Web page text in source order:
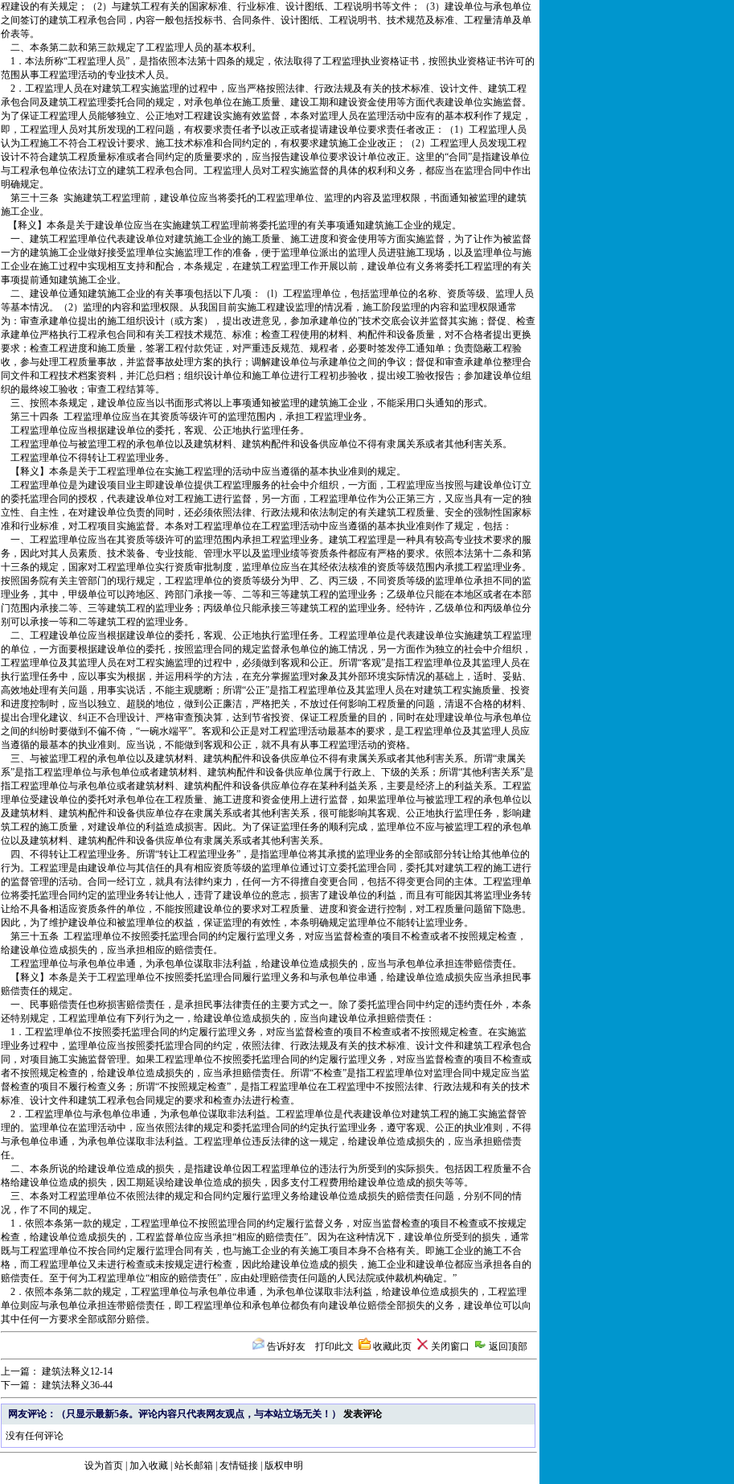
程建设的有关规定；（2）与建筑工程有关的国家标准、行业标准、设计图纸、工程说明书等文件；（3）建设单位与承包单位
之间签订的建筑工程承包合同，内容一般包括投标书、合同条件、设计图纸、工程说明书、技术规范及标准、工程量清单及单
价表等。
二、本条第二款和第三款规定了工程监理人员的基本权利。
1．本法所称“工程监理人员”，是指依照本法第十四条的规定，依法取得了工程监理执业资格证书，按照执业资格证书许可的
范围从事工程监理活动的专业技术人员。
2．工程监理人员在对建筑工程实施监理的过程中，应当严格按照法律、行政法规及有关的技术标准、设计文件、建筑工程
承包合同及建筑工程监理委托合同的规定，对承包单位在施工质量、建设工期和建设资金使用等方面代表建设单位实施监督。
为了保证工程监理人员能够独立、公正地对工程建设实施有效监督，本条对监理人员在监理活动中应有的基本权利作了规定，
即，工程监理人员对其所发现的工程问题，有权要求责任者予以改正或者提请建设单位要求责任者改正：（1）工程监理人员
认为工程施工不符合工程设计要求、施工技术标准和合同约定的，有权要求建筑施工企业改正；（2）工程监理人员发现工程
设计不符合建筑工程质量标准或者合同约定的质量要求的，应当报告建设单位要求设计单位改正。这里的“合同”是指建设单位
与工程承包单位依法订立的建筑工程承包合同。工程监理人员对工程实施监督的具体的权利和义务，都应当在监理合同中作出
明确规定。
第三十三条 实施建筑工程监理前，建设单位应当将委托的工程监理单位、监理的内容及监理权限，书面通知被监理的建筑
施工企业。
【释义】本条是关于建设单位应当在实施建筑工程监理前将委托监理的有关事项通知建筑施工企业的规定。
一、建筑工程监理单位代表建设单位对建筑施工企业的施工质量、施工进度和资金使用等方面实施监督，为了让作为被监督
一方的建筑施工企业做好接受监理单位实施监理工作的准备，便于监理单位派出的监理人员进驻施工现场，以及监理单位与施
工企业在施工过程中实现相互支持和配合，本条规定，在建筑工程监理工作开展以前，建设单位有义务将委托工程监理的有关
事项提前通知建筑施工企业。
二、建设单位通知建筑施工企业的有关事项包括以下几项：（l）工程监理单位，包括监理单位的名称、资质等级、监理人员
等基本情况。（2）监理的内容和监理权限。从我国目前实施工程建设监理的情况看，施工阶段监理的内容和监理权限通常
为：审查承建单位提出的施工组织设计（或方案），提出改进意见，参加承建单位的”技术交底会议并监督其实施；督促、检查
承建单位严格执行工程承包合同和有关工程技术规范、标准；检查工程使用的材料、构配件和设备质量，对不合格者提出更换
要求；检查工程进度和施工质量，签署工程付款凭证，对严重违反规范、规程者，必要时签发停工通知单；负责隐蔽工程验
收，参与处理工程质量事故，并监督事故处理方案的执行；调解建设单位与承建单位之间的争议；督促和审查承建单位整理合
同文件和工程技术档案资料，并汇总归档；组织设计单位和施工单位进行工程初步验收，提出竣工验收报告；参加建设单位组
织的最终竣工验收；审查工程结算等。
三、按照本条规定，建设单位应当以书面形式将以上事项通知被监理的建筑施工企业，不能采用口头通知的形式。
第三十四条 工程监理单位应当在其资质等级许可的监理范围内，承担工程监理业务。
工程监理单位应当根据建设单位的委托，客观、公正地执行监理任务。
工程监理单位与被监理工程的承包单位以及建筑材料、建筑构配件和设备供应单位不得有隶属关系或者其他利害关系。
工程监理单位不得转让工程监理业务。
【释义】本条是关于工程监理单位在实施工程监理的活动中应当遵循的基本执业准则的规定。
工程监理单位是为建设项目业主即建设单位提供工程监理服务的社会中介组织，一方面，工程监理应当按照与建设单位订立
的委托监理合同的授权，代表建设单位对工程施工进行监督，另一方面，工程监理单位作为公正第三方，又应当具有一定的独
立性、自主性，在对建设单位负责的同时，还必须依照法律、行政法规和依法制定的有关建筑工程质量、安全的强制性国家标
准和行业标准，对工程项目实施监督。本条对工程监理单位在工程监理活动中应当遵循的基本执业准则作了规定，包括：
一、工程监理单位应当在其资质等级许可的监理范围内承担工程监理业务。建筑工程监理是一种具有较高专业技术要求的服
务，因此对其人员素质、技术装备、专业技能、管理水平以及监理业绩等资质条件都应有严格的要求。依照本法第十二条和第
十三条的规定，国家对工程监理单位实行资质审批制度，监理单位应当在其经依法核准的资质等级范围内承揽工程监理业务。
按照国务院有关主管部门的现行规定，工程监理单位的资质等级分为甲、乙、丙三级，不同资质等级的监理单位承担不同的监
理业务，其中，甲级单位可以跨地区、跨部门承接一等、二等和三等建筑工程的监理业务；乙级单位只能在本地区或者在本部
门范围内承接二等、三等建筑工程的监理业务；丙级单位只能承接三等建筑工程的监理业务。经特许，乙级单位和丙级单位分
别可以承接一等和二等建筑工程的监理业务。
二、工程建设单位应当根据建设单位的委托，客观、公正地执行监理任务。工程监理单位是代表建设单位实施建筑工程监理
的单位，一方面要根据建设单位的委托，按照监理合同的规定监督承包单位的施工情况，另一方面作为独立的社会中介组织，
工程监理单位及其监理人员在对工程实施监理的过程中，必须做到客观和公正。所谓“客观”是指工程监理单位及其监理人员在
执行监理任务中，应以事实为根据，并运用科学的方法，在充分掌握监理对象及其外部环境实际情况的基础上，适时、妥贴、
高效地处理有关问题，用事实说话，不能主观臆断；所谓“公正”是指工程监理单位及其监理人员在对建筑工程实施质量、投资
和进度控制时，应当以独立、超脱的地位，做到公正廉洁，严格把关，不放过任何影响工程质量的问题，清退不合格的材料、
提出合理化建议、纠正不合理设计、严格审查预决算，达到节省投资、保证工程质量的目的，同时在处理建设单位与承包单位
之间的纠纷时要做到不偏不倚，“一碗水端平”。客观和公正是对工程监理活动最基本的要求，是工程监理单位及其监理人员应
当遵循的最基本的执业准则。应当说，不能做到客观和公正，就不具有从事工程监理活动的资格。
三、与被监理工程的承包单位以及建筑材料、建筑构配件和设备供应单位不得有隶属关系或者其他利害关系。所谓“隶属关
系”是指工程监理单位与承包单位或者建筑材料、建筑构配件和设备供应单位属于行政上、下级的关系；所谓“其他利害关系”是
指工程监理单位与承包单位或者建筑材料、建筑构配件和设备供应单位存在某种利益关系，主要是经济上的利益关系。工程监
理单位受建设单位的委托对承包单位在工程质量、施工进度和资金使用上进行监督，如果监理单位与被监理工程的承包单位以
及建筑材料、建筑构配件和设备供应单位存在隶属关系或者其他利害关系，很可能影响其客观、公正地执行监理任务，影响建
筑工程的施工质量，对建设单位的利益造成损害。因此。为了保证监理任务的顺利完成，监理单位不应与被监理工程的承包单
位以及建筑材料、建筑构配件和设备供应单位有隶属关系或者其他利害关系。
四、不得转让工程监理业务。所谓“转让工程监理业务”，是指监理单位将其承揽的监理业务的全部或部分转让给其他单位的
行为。工程监理是由建设单位与其信任的具有相应资质等级的监理单位通过订立委托监理合同，委托其对建筑工程的施工进行
的监督管理的活动。合同一经订立，就具有法律约束力，任何一方不得擅自变更合同，包括不得变更合同的主体。工程监理单
位将委托监理合同约定的监理业务转让他人，违背了建设单位的意志，损害了建设单位的利益，而且有可能因其将监理业务转
让给不具备相适应资质条件的单位，不能按照建设单位的要求对工程质量、进度和资金进行控制，对工程质量问题留下隐患。
因此，为了维护建设单位和被监理单位的权益，保证监理的有效性，本条明确规定监理单位不能转让监理业务。
第三十五条 工程监理单位不按照委托监理合同的约定履行监理义务，对应当监督检查的项目不检查或者不按照规定检查，
给建设单位造成损失的，应当承担相应的赔偿责任。
工程监理单位与承包单位串通，为承包单位谋取非法利益，给建设单位造成损失的，应当与承包单位承担连带赔偿责任。
【释义】本条是关于工程监理单位不按照委托监理合同履行监理义务和与承包单位串通，给建设单位造成损失应当承担民事
赔偿责任的规定。
一、民事赔偿责任也称损害赔偿责任，是承担民事法律责任的主要方式之一。除了委托监理合同中约定的违约责任外，本条
还特别规定，工程监理单位有下列行为之一，给建设单位造成损失的，应当向建设单位承担赔偿责任：
1．工程监理单位不按照委托监理合同的约定履行监理义务，对应当监督检查的项目不检查或者不按照规定检查。在实施监
理业务过程中，监理单位应当按照委托监理合同的约定，依照法律、行政法规及有关的技术标准、设计文件和建筑工程承包合
同，对项目施工实施监督管理。如果工程监理单位不按照委托监理合同的约定履行监理义务，对应当监督检查的项目不检查或
者不按照规定检查的，给建设单位造成损失的，应当承担赔偿责任。所谓“不检查”是指工程监理单位对监理合同中规定应当监
督检查的项目不履行检查义务；所谓“不按照规定检查”，是指工程监理单位在工程监理中不按照法律、行政法规和有关的技术
标准、设计文件和建筑工程承包合同规定的要求和检查办法进行检查。
2．工程监理单位与承包单位串通，为承包单位谋取非法利益。工程监理单位是代表建设单位对建筑工程的施工实施监督管
理的。监理单位在监理活动中，应当依照法律的规定和委托监理合同的约定执行监理业务，遵守客观、公正的执业准则，不得
与承包单位串通，为承包单位谋取非法利益。工程监理单位违反法律的这一规定，给建设单位造成损失的，应当承担赔偿责
任。
二、本条所说的给建设单位造成的损失，是指建设单位因工程监理单位的违法行为所受到的实际损失。包括因工程质量不合
格给建设单位造成的损失，因工期延误给建设单位造成的损失，因多支付工程费用给建设单位造成的损失等等。
三、本条对工程监理单位不依照法律的规定和合同约定履行监理义务给建设单位造成损失的赔偿责任问题，分别不同的情
况，作了不同的规定。
1．依照本条第一款的规定，工程监理单位不按照监理合同的约定履行监督义务，对应当监督检查的项目不检查或不按规定
检查，给建设单位造成损失的，工程监督单位应当承担“相应的赔偿责任”。因为在这种情况下，建设单位所受到的损失，通常
既与工程监理单位不按合同约定履行监理合同有关，也与施工企业的有关施工项目本身不合格有关。即施工企业的施工不合
格，而工程监理单位又未进行检查或未按规定进行检查，因此给建设单位造成的损失，施工企业和建设单位都应当承担各自的
赔偿责任。至于何为工程监理单位“相应的赔偿责任”，应由处理赔偿责任问题的人民法院或仲裁机构确定。”
2．依照本条第二款的规定，工程监理单位与承包单位串通，为承包单位谋取非法利益，给建设单位造成损失的，工程监理
单位则应与承包单位承担连带赔偿责任，即工程监理单位和承包单位都负有向建设单位赔偿全部损失的义务，建设单位可以向
其中任何一方要求全部或部分赔偿。
告诉好友 打印此文 收藏此页 关闭窗口 返回顶部
上一篇： 建筑法释义12-14
下一篇： 建筑法释义36-44
网友评论：（只显示最新5条。评论内容只代表网友观点，与本站立场无关！） 发表评论
没有任何评论
设为首页 加入收藏 站长邮箱 友情链接 版权申明